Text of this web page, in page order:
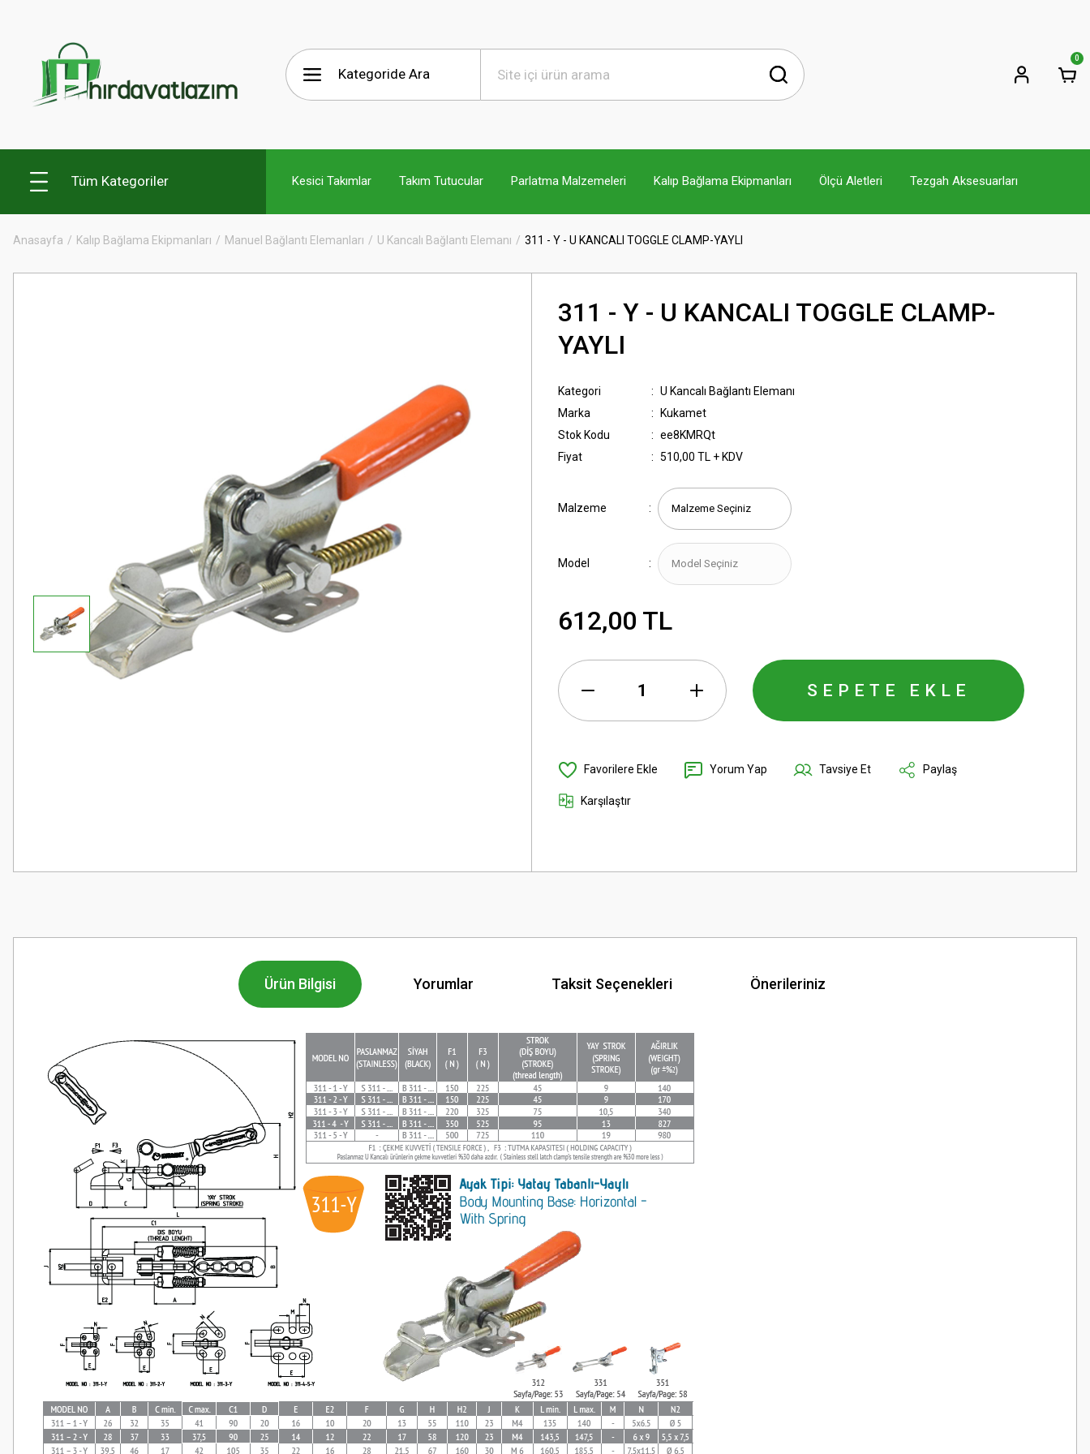
0
Tüm Kategoriler Kesici Takımlar Takım Tutucular Parlatma Malzemeleri Kalıp Bağlama Ekipmanları Ölçü Aletleri Tezgah Aksesuarları
Anasayfa Kalıp Bağlama Ekipmanları Manuel Bağlantı Elemanları U Kancalı Bağlantı Elemanı 311 - Y - U KANCALI TOGGLE CLAMP-YAYLI
311 - Y - U KANCALI TOGGLE CLAMP-
YAYLI
Kategori
U Kancalı Bağlantı Elemanı
Marka
Kukamet
Stok Kodu
ee8KMRQt
Fiyat
510,00 TL + KDV
Malzeme
Model
612,00 TL
SEPETE EKLE
Yorum Yap Tavsiye Et Paylaş
Karşılaştır
Ürün Bilgisi Yorumlar Taksit Seçenekleri Önerileriniz